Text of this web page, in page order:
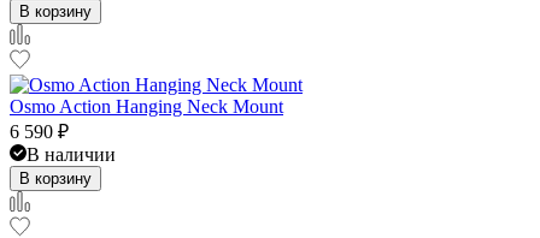
В корзину
Osmo Action Hanging Neck Mount
6 590 ₽
В наличии
В корзину